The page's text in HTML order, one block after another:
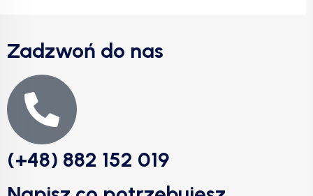
Zadzwoń do nas
(+48) 882 152 019